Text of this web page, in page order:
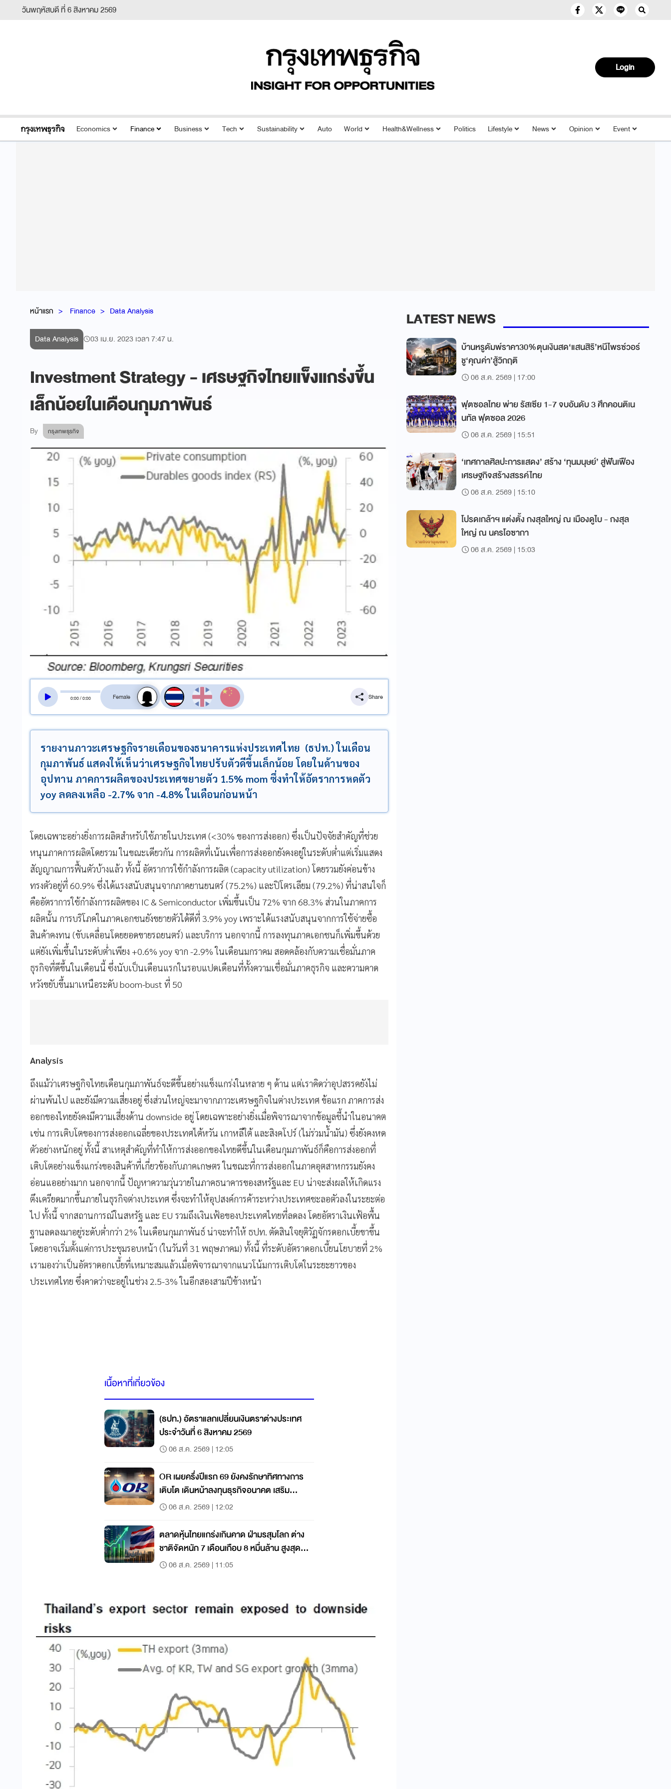
วันพฤหัสบดี ที่ 6 สิงหาคม 2569
Login
Economics Finance Business Tech Sustainability Auto World Health&Wellness Politics Lifestyle News Opinion Event
หน้าแรก Finance Data Analysis
Data Analysis 03 เม.ย. 2023 เวลา 7:47 น.
Investment Strategy - เศรษฐกิจไทยแข็งแกร่งขึ้น
เล็กน้อยในเดือนกุมภาพันธ์
By กรุงเทพธุรกิจ
0:00/0:00
สลับเสียงอ่าน
Share
รายงานภาวะเศรษฐกิจรายเดือนของธนาคารแห่งประเทศไทย (ธปท.) ในเดือน
กุมภาพันธ์ แสดงให้เห็นว่าเศรษฐกิจไทยปรับตัวดีขึ้นเล็กน้อย โดยในด้านของ
อุปทาน ภาคการผลิตของประเทศขยายตัว 1.5% mom ซึ่งทำให้อัตราการหดตัว
yoy ลดลงเหลือ -2.7% จาก -4.8% ในเดือนก่อนหน้า
โดยเฉพาะอย่างยิ่งการผลิตสำหรับใช้ภายในประเทศ (<30% ของการส่งออก) ซึ่งเป็นปัจจัยสำคัญที่ช่วย
หนุนภาคการผลิตโดยรวม ในขณะเดียวกัน การผลิตที่เน้นเพื่อการส่งออกยังคงอยู่ในระดับต่ำแต่เริ่มแสดง
สัญญาณการฟื้นตัวบ้างแล้ว ทั้งนี้ อัตราการใช้กำลังการผลิต (capacity utilization) โดยรวมยังค่อนข้าง
ทรงตัวอยู่ที่ 60.9% ซึ่งได้แรงสนับสนุนจากภาคยานยนตร์ (75.2%) และปิโตรเลียม (79.2%) ที่น่าสนใจก็
คืออัตราการใช้กำลังการผลิตของ IC & Semiconductor เพิ่มขึ้นเป็น 72% จาก 68.3% ส่วนในภาคการ
ผลิตนั้น การบริโภคในภาคเอกชนยังขยายตัวได้ดีที่ 3.9% yoy เพราะได้แรงสนับสนุนจากการใช้จ่ายซื้อ
สินค้าคงทน (ขับเคลื่อนโดยยอดขายรถยนตร์) และบริการ นอกจากนี้ การลงทุนภาคเอกชนก็เพิ่มขึ้นด้วย
แต่ยังเพิ่มขึ้นในระดับต่ำเพียง +0.6% yoy จาก -2.9% ในเดือนมกราคม สอดคล้องกับความเชื่อมั่นภาค
ธุรกิจที่ดีขึ้นในเดือนนี้ ซึ่งนับเป็นเดือนแรกในรอบแปดเดือนที่ทั้งความเชื่อมั่นภาคธุรกิจ และความคาด
หวังขยับขึ้นมาเหนือระดับ boom-bust ที่ 50
Analysis
ถึงแม้ว่าเศรษฐกิจไทยเดือนกุมภาพันธ์จะดีขึ้นอย่างแข็งแกร่งในหลาย ๆ ด้าน แต่เราคิดว่าอุปสรรคยังไม่
ผ่านพ้นไป และยังมีความเสี่ยงอยู่ ซึ่งส่วนใหญ่จะมาจากภาวะเศรษฐกิจในต่างประเทศ ข้อแรก ภาคการส่ง
ออกของไทยยังคงมีความเสี่ยงด้าน downside อยู่ โดยเฉพาะอย่างยิ่งเมื่อพิจารณาจากข้อมูลชี้นำในอนาคต
เช่น การเติบโตของการส่งออกเฉลี่ยของประเทศไต้หวัน เกาหลีใต้ และสิงคโปร์ (ไม่ร่วมน้ำมัน) ซึ่งยังคงหด
ตัวอย่างหนักอยู่ ทั้งนี้ สาเหตุสำคัญที่ทำให้การส่งออกของไทยดีขึ้นในเดือนกุมภาพันธ์ก็คือการส่งออกที่
เติบโตอย่างแข็งแกร่งของสินค้าที่เกี่ยวข้องกับภาคเกษตร ในขณะที่การส่งออกในภาคอุตสาหกรรมยังคง
อ่อนแออย่างมาก นอกจากนี้ ปัญหาความวุ่นวายในภาคธนาคารของสหรัฐและ EU น่าจะส่งผลให้เกิดแรง
ตึงเครียดมากขึ้นภายในธุรกิจต่างประเทศ ซึ่งจะทำให้อุปสงค์การค้าระหว่างประเทศชะลอตัวลงในระยะต่อ
ไป ทั้งนี้ จากสถานการณ์ในสหรัฐ และ EU รวมถึงเงินเฟ้อของประเทศไทยที่ลดลง โดยอัตราเงินเฟ้อพื้น
ฐานลดลงมาอยู่ระดับต่ำกว่า 2% ในเดือนกุมภาพันธ์ น่าจะทำให้ ธปท. ตัดสินใจยุติวัฏจักรดอกเบี้ยขาขึ้น
โดยอาจเริ่มตั้งแต่การประชุมรอบหน้า (ในวันที่ 31 พฤษภาคม) ทั้งนี้ ที่ระดับอัตราดอกเบี้ยนโยบายที่ 2%
เรามองว่าเป็นอัตราดอกเบี้ยที่เหมาะสมแล้วเมื่อพิจารณาจากแนวโน้มการเติบโตในระยะยาวของ
ประเทศไทย ซึ่งคาดว่าจะอยู่ในช่วง 2.5-3% ในอีกสองสามปีข้างหน้า
เนื้อหาที่เกี่ยวข้อง
(ธปท.) อัตราแลกเปลี่ยนเงินตราต่างประเทศ
ประจำวันที่ 6 สิงหาคม 2569
06 ส.ค. 2569 | 12:05
OR เผยครึ่งปีแรก 69 ยังคงรักษาทิศทางการ
เติบโต เดินหน้าลงทุนธุรกิจอนาคต เสริม
เติบโตระยะยาว
06 ส.ค. 2569 | 12:02
ตลาดหุ้นไทยแกร่งเกินคาด ฝ่ามรสุมโลก ต่าง
ชาติจัดหนัก 7 เดือนเกือบ 8 หมื่นล้าน สูงสุดใน
ภูมิภาค
06 ส.ค. 2569 | 11:05
LATEST NEWS
บ้านหรูดัมพ์ราคา30%ตุนเงินสด‘แสนสิริ’หนีไพรซ์วอร์
ชู‘คุณค่า’สู้วิกฤติ
06 ส.ค. 2569 | 17:00
ฟุตซอลไทย พ่าย รัสเซีย 1-7 จบอันดับ 3 ศึกคอนติเน
นทัล ฟุตซอล 2026
06 ส.ค. 2569 | 15:51
‘เทศกาลศิลปะการแสดง’ สร้าง ‘ทุนมนุษย์’ สู่ฟันเฟือง
เศรษฐกิจสร้างสรรค์ไทย
06 ส.ค. 2569 | 15:10
โปรดเกล้าฯ แต่งตั้ง กงสุลใหญ่ ณ เมืองดูไบ - กงสุล
ใหญ่ ณ นครโอซากา
06 ส.ค. 2569 | 15:03